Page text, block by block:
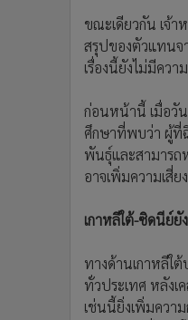
ขณะเดียวกัน เจ้
สรุปของตัวแทนจ
เรื่องนี้ยังไม่มีคว
ก่อนหน้านี้ เมื่อวั
ศึกษาที่พบว่า ผู้ที่ฉี
พันธุ์และสามารถ
อาจเพิ่มความเสี่ย
เกาหลีใต้-ซิดนีย์ยั
ทางด้านเกาหลีใ
ทั่วประเทศ หลัง
เช่นนี้ยิ่งเพิ่มควา